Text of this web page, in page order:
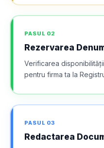
PASUL 02
Rezervarea
Verificarea
pentru firma ta la
PASUL 03
Redactarea